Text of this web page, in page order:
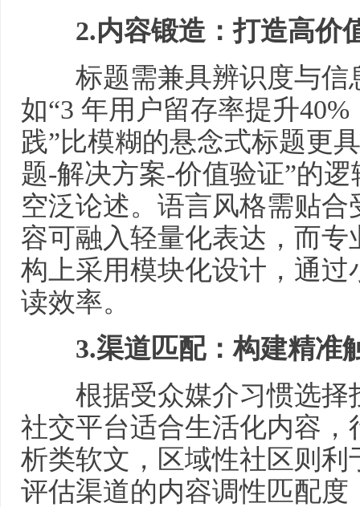
2.内容锻造：打造高价
标题需兼具辨识度与信
如“3 年用户留存率提升
践”比模糊的悬念式标题更
题-解决方案-价值验证”的
空泛论述。语言风格需贴
容可融入轻量化表达，而
构上采用模块化设计，通
读效率。
3.渠道匹配：构建精准
根据受众媒介习惯选择
社交平台适合生活化内容
析类软文，区域性社区则
评估渠道的内容调性匹配